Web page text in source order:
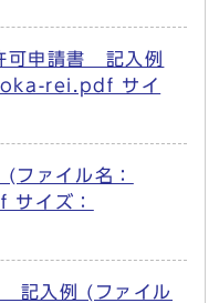
可申請書 記入例
rei.pdf サイ
ファイル名：
イズ：
記入例 (ファイル